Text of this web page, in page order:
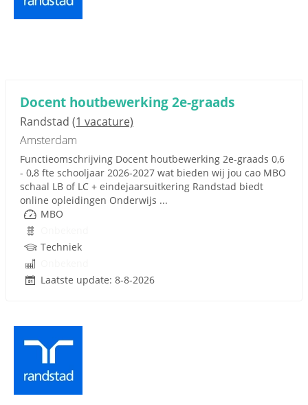
Docent houtbewerking 2e-graads
Randstad (1 vacature)
Amsterdam
Functieomschrijving Docent houtbewerking 2e-graads 0,6
- 0,8 fte schooljaar 2026-2027 wat bieden wij jou cao MBO
schaal LB of LC + eindejaarsuitkering Randstad biedt
online opleidingen Onderwijs ...
MBO
Techniek
Laatste update: 8-8-2026